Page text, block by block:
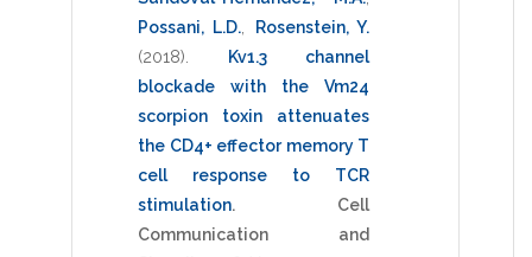
Possani, L.D.
Rosenstein, Y.
(2018)
Kv1.3 channel
blockade with the Vm24
scorpion toxin attenuates
the CD4+ effector memory T
cell response to TCR
stimulation.
Cell
Communication and